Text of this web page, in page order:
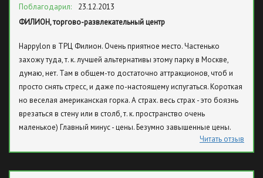
Поблагодарил:
23.12.2013
ФИЛИОН, торгово-развлекательный центр
Happylon в ТРЦ Филион. Очень приятное место. Частенько
захожу туда, т. к. лучшей альтернативы этому парку в Москве,
думаю, нет. Там в общем-то достаточно аттракционов, чтоб и
просто снять стресс, и даже по-настоящему испугаться. Короткая
но веселая американская горка. А страх. весь страх - это боязнь
врезаться в стену или в столб, т. к. пространство очень
маленькое) Главный минус - цены. Безумно завышенные цены.
Читать отзыв